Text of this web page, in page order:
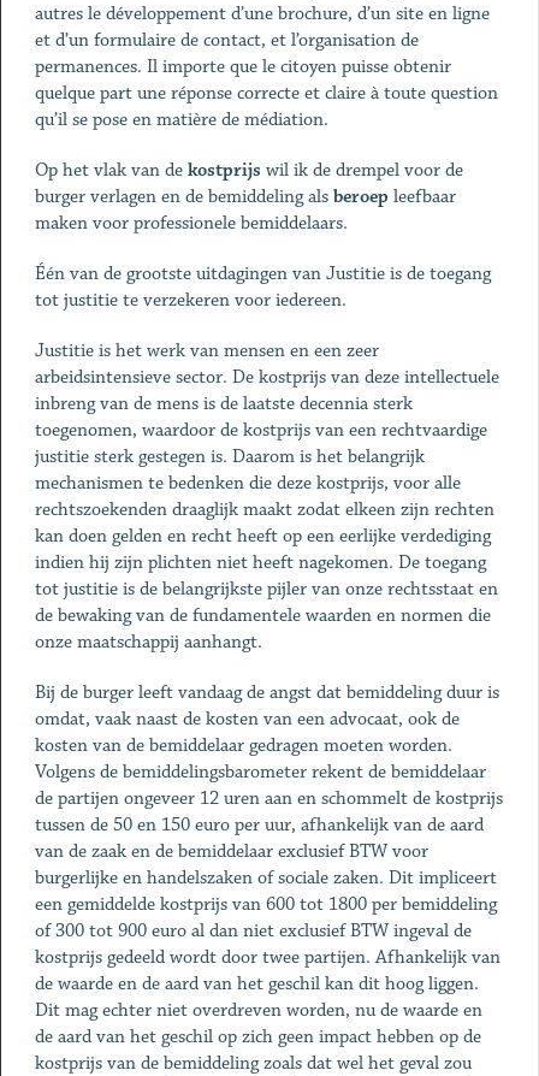
autres le développement d’une brochure, d’un site en ligne
et d’un formulaire de contact, et l’organisation de
permanences. Il importe que le citoyen puisse obtenir
quelque part une réponse correcte et claire à toute question
qu’il se pose en matière de médiation.
Op het vlak van de kostprijs wil ik de drempel voor de
burger verlagen en de bemiddeling als beroep leefbaar
maken voor professionele bemiddelaars.
Één van de grootste uitdagingen van Justitie is de toegang
tot justitie te verzekeren voor iedereen.
Justitie is het werk van mensen en een zeer
arbeidsintensieve sector. De kostprijs van deze intellectuele
inbreng van de mens is de laatste decennia sterk
toegenomen, waardoor de kostprijs van een rechtvaardige
justitie sterk gestegen is. Daarom is het belangrijk
mechanismen te bedenken die deze kostprijs, voor alle
rechtszoekenden draaglijk maakt zodat elkeen zijn rechten
kan doen gelden en recht heeft op een eerlijke verdediging
indien hij zijn plichten niet heeft nagekomen. De toegang
tot justitie is de belangrijkste pijler van onze rechtsstaat en
de bewaking van de fundamentele waarden en normen die
onze maatschappij aanhangt.
Bij de burger leeft vandaag de angst dat bemiddeling duur is
omdat, vaak naast de kosten van een advocaat, ook de
kosten van de bemiddelaar gedragen moeten worden.
Volgens de bemiddelingsbarometer rekent de bemiddelaar
de partijen ongeveer 12 uren aan en schommelt de kostprijs
tussen de 50 en 150 euro per uur, afhankelijk van de aard
van de zaak en de bemiddelaar exclusief BTW voor
burgerlijke en handelszaken of sociale zaken. Dit impliceert
een gemiddelde kostprijs van 600 tot 1800 per bemiddeling
of 300 tot 900 euro al dan niet exclusief BTW ingeval de
kostprijs gedeeld wordt door twee partijen. Afhankelijk van
de waarde en de aard van het geschil kan dit hoog liggen.
Dit mag echter niet overdreven worden, nu de waarde en
de aard van het geschil op zich geen impact hebben op de
kostprijs van de bemiddeling zoals dat wel het geval zou